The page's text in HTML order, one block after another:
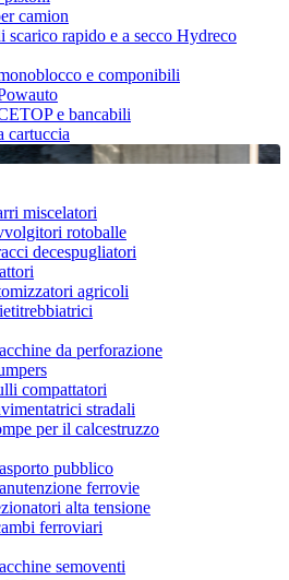
camion
scarico rapido e a secco Hydreco
e componibili
e bancabili
cartuccia
miscelatori
rotoballe
decespugliatori
agricoli
da perforazione
compattatori
stradali
per il calcestruzzo
pubblico
ferrovie
alta tensione
ferroviari
semoventi